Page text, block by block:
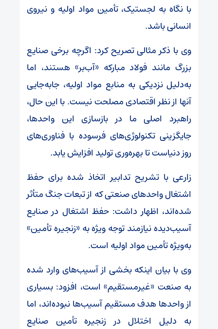
با نگاه به لجستیک، تأمین مواد اولیه و نیروی
انسانی باشد.
وی با ذکر مثالی تصریح کرد: اگرچه برخی صنایع
بزرگ مانند فولاد مبارکه «آب‌بر» هستند، اما
به‌دلیل نزدیکی به منابع مواد اولیه، جابه‌جایی
آنها از نظر اقتصادی مصلحت نیست. با این حال،
راهبرد اصلی ما در بازسازی این واحدها،
جایگزینی تکنولوژی‌های فرسوده با فناوری‌های
روز دنیاست تا بهره‌وری تولید افزایش یابد.
زارعی با تشریح تدابیر اتخاذ شده برای حفظ
اشتغال واحد‌های صنعتی که از تبعات جنگ متأثر
شده‌اند، اظهار داشت: حفظ اشتغال در صنایع
آسیب‌دیده نیازمند توجه ویژه به «زنجیره تأمین»
به‌ویژه تأمین مواد اولیه است.
وی با بیان اینکه بخشی از آسیب‌های وارد شده
به صنعت «غیرمستقیم» است، افزود: بسیاری
از واحد‌ها هدف مستقیم آسیب‌ها نبوده‌اند، اما
به دلیل اختلال در زنجیره تأمین صنایع